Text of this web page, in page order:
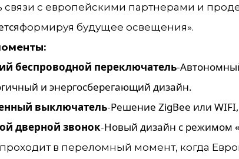
связи с европейскими партнерами и
формируя будущее освещения».
беспроводной переключатель-
и энергосберегающий дизайн.
выключатель-Решение ZigBee или
дверной звонок-Новый дизайн с режимом
проходит в переломный момент, когда